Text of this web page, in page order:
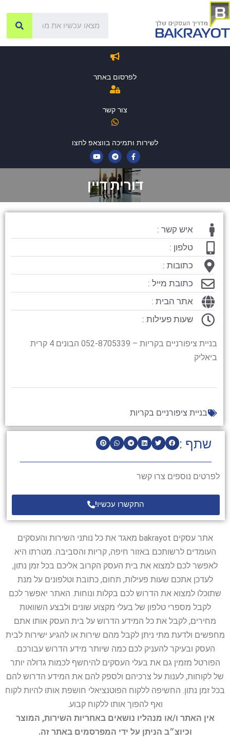
לפרסום באתר
צור קשר
לשירות ותמיכה בווצאפ לחצו
דורית דיין
שתף :
לפרטים נוספים צרו קשר
התקשרו עכשיו!
איש קשר :
טלפון :
כתובות :
כתובת מייל :
אתר הבית :
שעות פעילות :
בניית ציפורניים בקריות – 052-8705339 הבונים 4 קרית
ביאליק
בניית ציפורניים בקריות
אתר עסקים bakrayot מאגד את כל נותני השירות והעסקים
העומדים לרשותכם באזור חיפה, קריות והסביבה. מטרתו היא
לאפשר לכם למצוא את בית העסק הקרוב אליכם בכל זמן נתון,
לעדכן אתכם שעות פעילות, תחום, כתובת וטלפונים על מנת
שתוכלו למצוא את הדרוש לכם בקלות ונוחות. האתר יאפשר לכם
לקבל מספרי טלפון של בעלי מקצוע שונים ולבצע השוואות
מחירים, לקבל את כל המידע הדרוש על בית העסק אותו אתם
מחפשים ולדעת מתי ניתן לקבל מהם שירות או להגיע ישירות לבית
העסק ובעיקר להעניק לכם כמה שיותר מידע הדרוש עבורכם.
הפורטל מזמין גם את בעלי העסקים להיחשף לכמות גדולה יותר
של לקוחות, לענות על צרכיהם ולספק להם את המידע הדרוש להם
בכל זמן נתון. החשיפה ללקוח הפוטנציאלי חושפת אותו להיות לקוח
ואף להפוך אותו ללקוח קבוע.
אין האתר ו/או מנהליו נושאים באחריות השירות, המוצר
וכיוצ״ב הניתן על ידי המפרסמים באתר זה.